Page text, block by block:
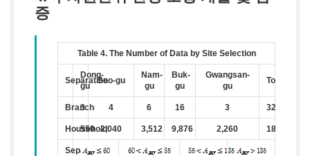
증
Table 4. The Number of Data by Site Selection
Separation
Dong-
gu
Seo-gu
Nam-
gu
Buk-
gu
Gwangsan-
gu
Total
Branch
3 4 6 16 3 32
Household
550 2,040 3,512 9,876 2,260 18,238
Separation